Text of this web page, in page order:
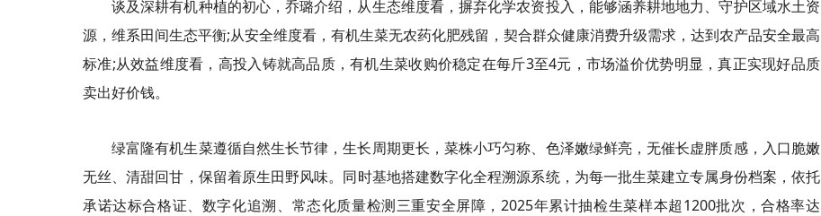
谈及深耕有机种植的初心，乔璐介绍，从生态维度看，摒弃化学农资投入，能够涵养耕地地力、守护区域水土资
源，维系田间生态平衡;从安全维度看，有机生菜无农药化肥残留，契合群众健康消费升级需求，达到农产品安全最高
标准;从效益维度看，高投入铸就高品质，有机生菜收购价稳定在每斤3至4元，市场溢价优势明显，真正实现好品质
卖出好价钱。
绿富隆有机生菜遵循自然生长节律，生长周期更长，菜株小巧匀称、色泽嫩绿鲜亮，无催长虚胖质感，入口脆嫩
无丝、清甜回甘，保留着原生田野风味。同时基地搭建数字化全程溯源系统，为每一批生菜建立专属身份档案，依托
承诺达标合格证、数字化追溯、常态化质量检测三重安全屏障，2025年累计抽检生菜样本超1200批次，合格率达